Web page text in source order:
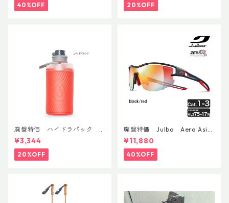
40%OFF 20%OFF
廃盤特価 ハイドラパック
フラックス 750ml
¥3,344
20%OFF
廃盤特価 Julbo Aero Asia
nFit
¥11,880
40%OFF